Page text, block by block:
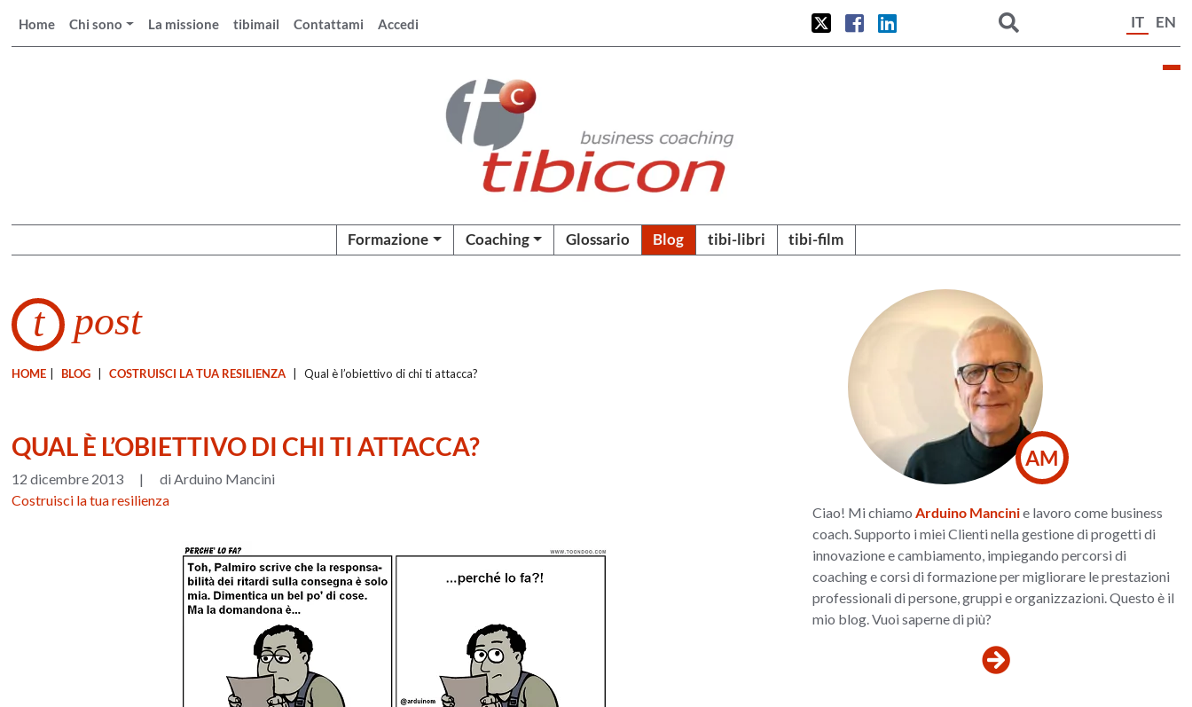
Home Chi sono La missione tibimail Contattami Accedi IT EN
Formazione Coaching Glossario Blog tibi-libri tibi-film
t post
HOME BLOG COSTRUISCI LA TUA RESILIENZA Qual è l’obiettivo di chi ti attacca?
QUAL È L’OBIETTIVO DI CHI TI ATTACCA?
12 dicembre 2013 |
di Arduino Mancini
Costruisci la tua resilienza
AM
Ciao! Mi chiamo Arduino Mancinie lavoro come business
coach. Supporto i miei Clienti nella gestione di progetti di
innovazione e cambiamento, impiegando percorsi di
coaching e corsi di formazione per migliorare le prestazioni
professionali di persone, gruppi e organizzazioni. Questo è il
mio blog. Vuoi saperne di più?